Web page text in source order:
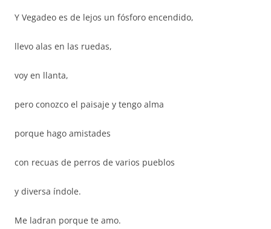
Y Vegadeo es de lejos un fósforo encendido,
llevo alas en las ruedas,
voy en llanta,
pero conozco el paisaje y tengo alma
porque hago amistades
con recuas de perros de varios pueblos
y diversa índole.
Me ladran porque te amo.